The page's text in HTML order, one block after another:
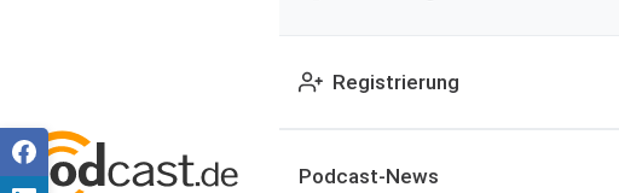
Registrierung
Podcast-News